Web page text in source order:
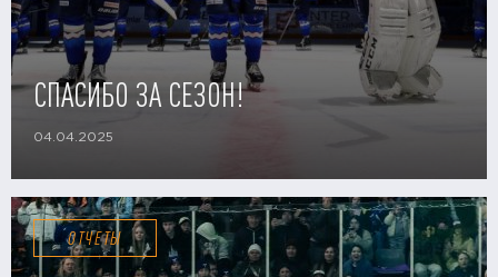
СПАСИБО ЗА СЕЗОН!
04.04.2025
ОТЧЕТЫ